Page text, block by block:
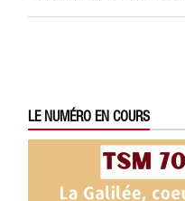
LE NUMÉRO EN COURS